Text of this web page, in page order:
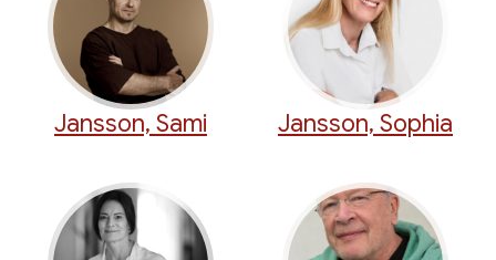
Jansson, Sami Jansson, Sophia